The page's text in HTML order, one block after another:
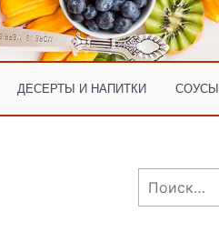
ДЕСЕРТЫ И НАПИТКИ СОУСЫ
Найти: